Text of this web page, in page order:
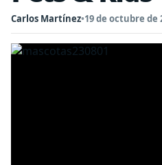
Carlos Martínez•19 de octubre de